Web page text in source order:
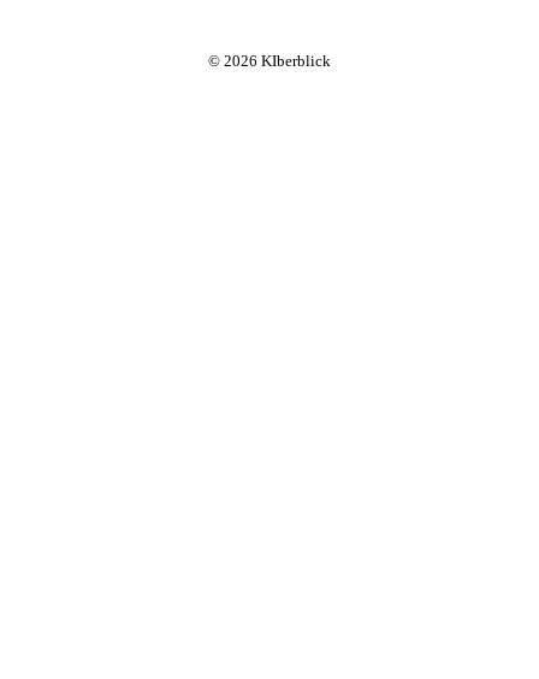
© 2026 KIberblick